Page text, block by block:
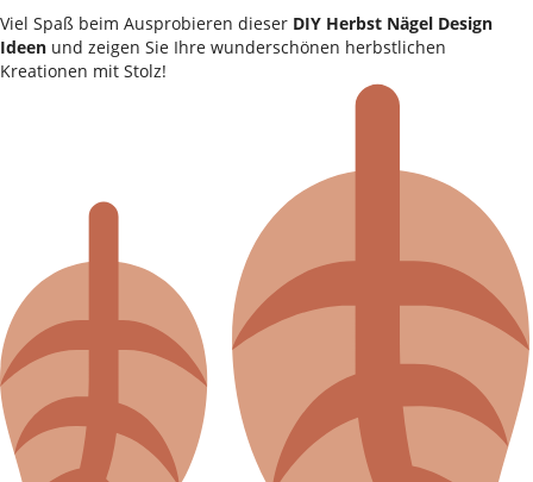
Viel Spaß beim Ausprobieren dieser DIY Herbst Nägel Design
Ideen und zeigen Sie Ihre wunderschönen herbstlichen
Kreationen mit Stolz!